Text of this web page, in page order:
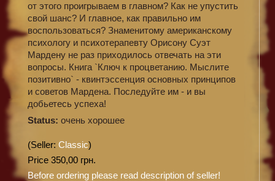
от этого проигрываем в главном? Как не упустить
свой шанс? И главное, как правильно им
воспользоваться? Знаменитому американскому
психологу и психотерапевту Орисону Суэт
Мардену не раз приходилось отвечать на эти
вопросы. Книга `Ключ к процветанию. Мыслите
позитивно` - квинтэссенция основных принципов
и советов Мардена. Последуйте им - и вы
добьетесь успеха!
Status: очень хорошее
(Seller: Classic)
Price 350,00 грн.
Before ordering please read description of seller!